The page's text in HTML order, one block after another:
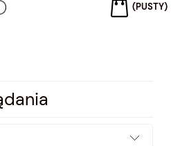
(PUSTY)